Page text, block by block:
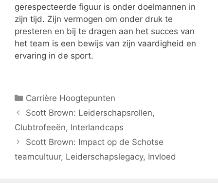
gerespecteerde figuur is onder doelmannen in
zijn tijd. Zijn vermogen om onder druk te
presteren en bij te dragen aan het succes van
het team is een bewijs van zijn vaardigheid en
ervaring in de sport.
Categories
Carrière Hoogtepunten
Scott Brown: Leiderschapsrollen,
Clubtrofeeën, Interlandcaps
Scott Brown: Impact op de Schotse
teamcultuur, Leiderschapslegacy, Invloed